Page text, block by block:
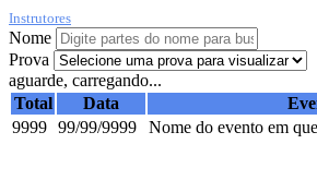
Instrutores
Nome
Prova
aguarde, carregando...
Total
Data
9999 99/99/9999 Nome do evento em